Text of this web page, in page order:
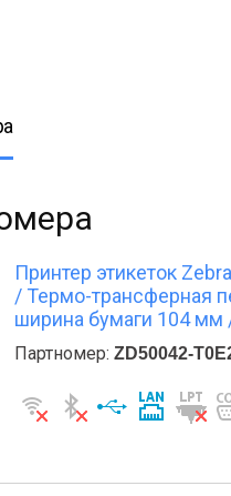
Принтер этикеток
/ Термо-трансферная
ширина бумаги 104 мм
Партномер: ZD50042-